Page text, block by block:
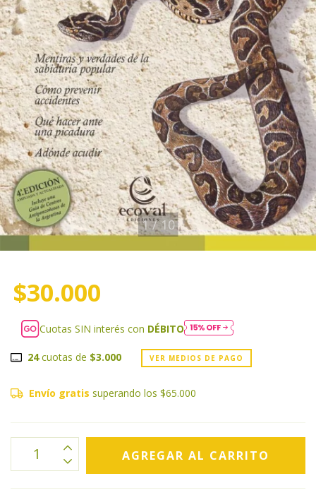
1/10
$30.000
Cuotas SIN interés con DÉBITO
24cuotas de $3.000 VER MEDIOS DE PAGO
Envío gratis superando los $65.000